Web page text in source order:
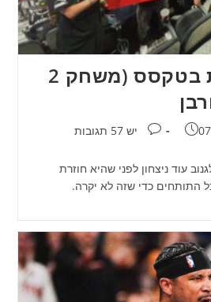
הצהרת כוונות בטקסס (משחק 2
תגובות:
יש 57 תגובות
עוד ניצחון לפני שהיא חוזרת
התותחים כדי שזה לא יקרה.